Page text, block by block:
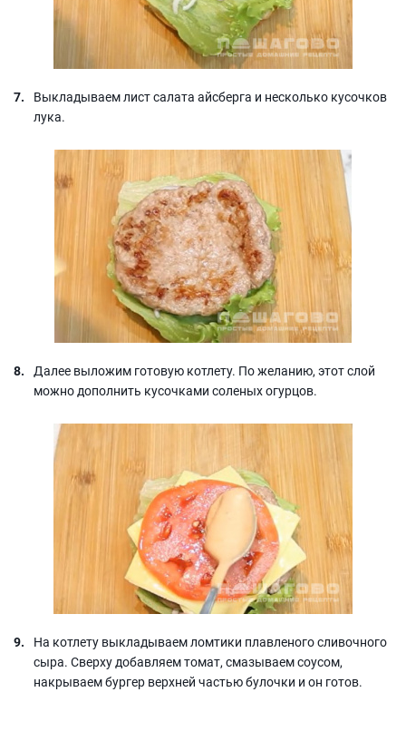
Выкладываем лист салата айсберга и несколько кусочков
лука.
Далее выложим готовую котлету. По желанию, этот слой
можно дополнить кусочками соленых огурцов.
На котлету выкладываем ломтики плавленого сливочного
сыра. Сверху добавляем томат, смазываем соусом,
накрываем бургер верхней частью булочки и он готов.